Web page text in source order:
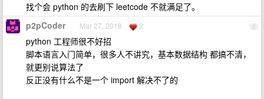
找个会 python 的去刷下 leetcode 不就满足了。
3
p2pCoder Mar 27, 2018 2
python 工程师很不好招
脚本语言入门简单，很多人不讲究，基本数据结构 都搞不清，
就更别说算法了
反正没有什么不是一个 import 解决不了的